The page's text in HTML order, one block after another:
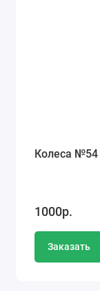
Колеса №54
1000р.
Заказать